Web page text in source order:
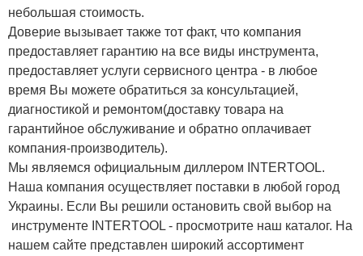
небольшая стоимость.
Доверие вызывает также тот факт, что компания
предоставляет гарантию на все виды инструмента,
предоставляет услуги сервисного центра - в любое
время Вы можете обратиться за консультацией,
диагностикой и ремонтом(доставку товара на
гарантийное обслуживание и обратно оплачивает
компания-производитель).
Мы являемся официальным диллером INTERTOOL.
Наша компания осуществляет поставки в любой город
Украины. Если Вы решили остановить свой выбор на
инструменте INTERTOOL - просмотрите наш каталог. На
нашем сайте представлен широкий ассортимент